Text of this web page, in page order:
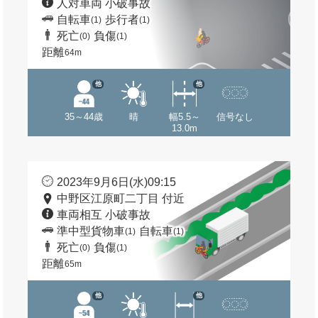
人対車両 小破事故
自転車(1) 歩行者(1)
死亡(0) 負傷(1)
距離64m
35～44歳
他
晴
幅5.5～
13.0m
他
信号なし
2023年9月6日(水)09:15
中野区江原町二丁目 付近
車両相互 小破事故
準中型貨物車(1) 自転車(1)
死亡(0) 負傷(1)
距離65m
他 他